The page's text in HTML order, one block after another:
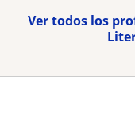
Ver todos los